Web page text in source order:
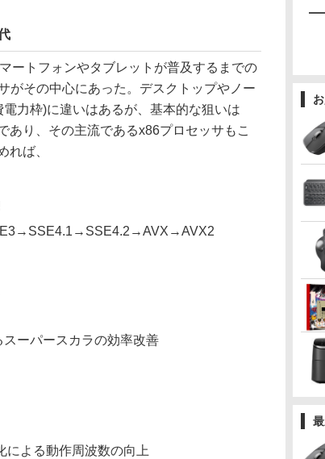
ートフォンやタブレットが普及するまでの
がその中心にあった。デスクトップやノー
力枠)に違いはあるが、基本的な狙いは
あり、その主流であるx86プロセッサもこ
れば、
ーパースカラの効率改善
による動作周波数の向上